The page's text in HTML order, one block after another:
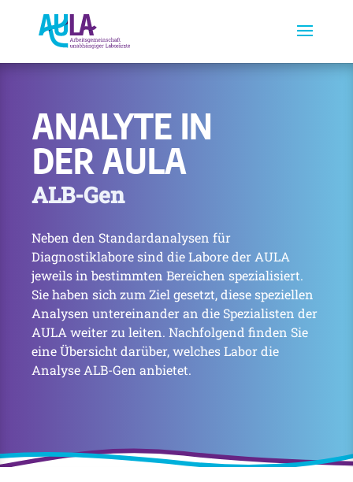
ANALYTE IN
DER AULA
ALB-Gen
Neben den Standardanalysen für
Diagnostiklabore sind die Labore der AULA
jeweils in bestimmten Bereichen spezialisiert.
Sie haben sich zum Ziel gesetzt, diese speziellen
Analysen untereinander an die Spezialisten der
AULA weiter zu leiten. Nachfolgend finden Sie
eine Übersicht darüber, welches Labor die
Analyse ALB-Gen anbietet.